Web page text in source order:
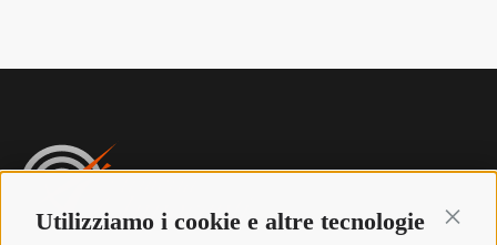
Utilizziamo i cookie e altre tecnologie